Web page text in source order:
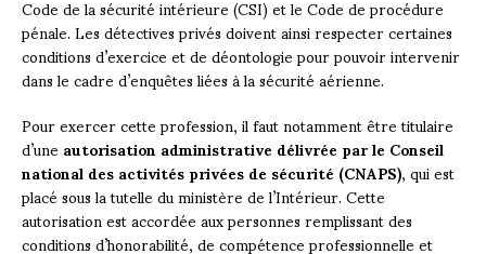
pénale. Les détectives privés doivent ainsi respecter certaines
conditions d’exercice et de déontologie pour pouvoir intervenir
dans le cadre d’enquêtes liées à la sécurité aérienne.
Pour exercer cette profession, il faut notamment être titulaire
d’uneautorisation administrative délivrée par le Conseil
national des activités privées de sécurité (CNAPS), qui est
placé sous la tutelle du ministère de l’Intérieur. Cette
autorisation est accordée aux personnes remplissant des
conditions d’honorabilité, de compétence professionnelle et